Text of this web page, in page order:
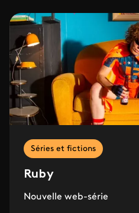
Séries et fictions
Ruby
Nouvelle web-série